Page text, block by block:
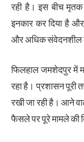
रही है। इस बीच
इनकार कर दिया है
और अधिक संवेदनशील
फिलहाल जमशेदपुर में
रहा है। प्रशासन पूरी
रखी जा रही है। आने
फैसले पर पूरे मामले की